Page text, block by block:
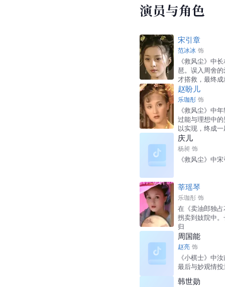
演员与角色
宋引章
范冰冰 饰
《救风尘》中
琶。误入周舍
才搭救，最终
赵盼儿
乐珈彤 饰
《救风尘》中
过能与理想中
以实现，终成
庆儿
杨昶 饰
《救风尘》中
莘瑶琴
乐珈彤 饰
在《卖油郎独
拐卖到妓院中
归
周国能
赵亮 饰
《小棋士》中
最后与妙观情投
韩世勋